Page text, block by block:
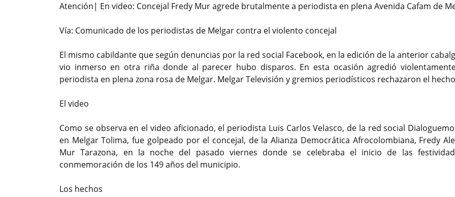
Atención| En video: Concejal Fredy Mur agrede brutalmente a periodista en plena Avenida Cafam de
Vía: Comunicado de los periodistas de Melgar contra el violento concejal
El mismo cabildante que según denuncias por la red social Facebook, en la edición de la anterior
vio inmerso en otra riña donde al parecer hubo disparos. En esta ocasión agredió
periodista en plena zona rosa de Melgar. Melgar Televisión y gremios periodísticos rechazaron el
El video
Como se observa en el video aficionado, el periodista Luis Carlos Velasco, de la red social
en Melgar Tolima, fue golpeado por el concejal, de la Alianza Democrática Afrocolombiana, Fredy
Mur Tarazona, en la noche del pasado viernes donde se celebraba el inicio de las
conmemoración de los 149 años del municipio.
Los hechos